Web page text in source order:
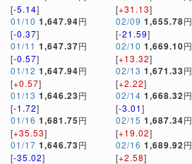
[-5.14]
01/10 1,647.94円
[-0.37]
01/11 1,647.37円
[-0.57]
01/12 1,647.94円
[+0.57]
01/13 1,646.23円
[-1.72]
01/16 1,681.75円
[+35.53]
01/17 1,646.73円
[-35.02]
[+31.13]
02/09 1,655.78円
[-21.59]
02/10 1,669.10円
[+13.32]
02/13 1,671.33円
[+2.22]
02/14 1,668.32円
[-3.01]
02/15 1,687.34円
[+19.02]
02/16 1,689.92円
[+2.58]